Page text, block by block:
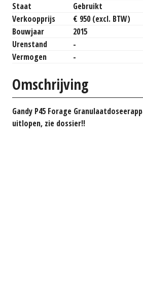
Staat
Gebruikt
Verkoopprijs
€ 950 (excl. BTW)
Bouwjaar
2015
Urenstand
-
Vermogen
-
Omschrijving
Gandy P45 Forage
uitlopen, zie dossier!!